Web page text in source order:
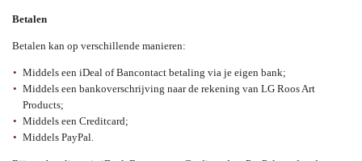
Betalen
Betalen kan op verschillende manieren:
Middels een iDeal of Bancontact betaling via je eigen bank;
Middels een bankoverschrijving naar de rekening van LG Roos Art
Products;
Middels een Creditcard;
Middels PayPal.